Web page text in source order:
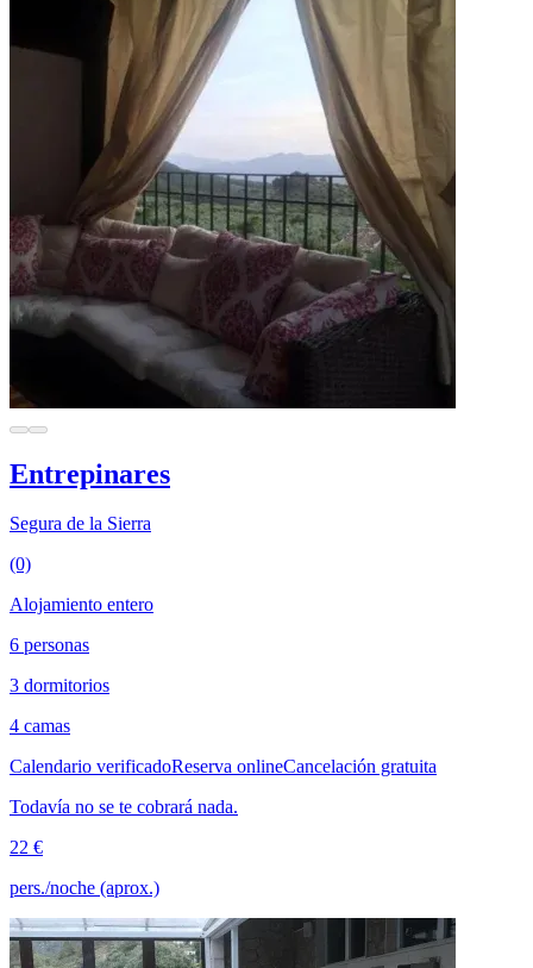
Entrepinares
Segura de la Sierra
(0)
Alojamiento entero
6 personas
3 dormitorios
4 camas
Calendario verificadoReserva onlineCancelación gratuita
Todavía no se te cobrará nada.
22 €
pers./noche (aprox.)